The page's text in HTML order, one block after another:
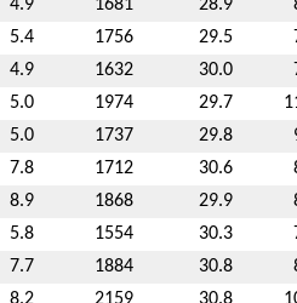
4.9 1681 28.9
5.4 1756 29.5
4.9 1632 30.0
5.0 1974 29.7
5.0 1737 29.8
7.8 1712 30.6
8.9 1868 29.9
5.8 1554 30.3
7.7 1884 30.8